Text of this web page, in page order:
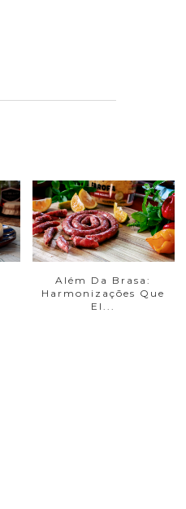
Além Da Brasa:
Harmonizações Que
El...